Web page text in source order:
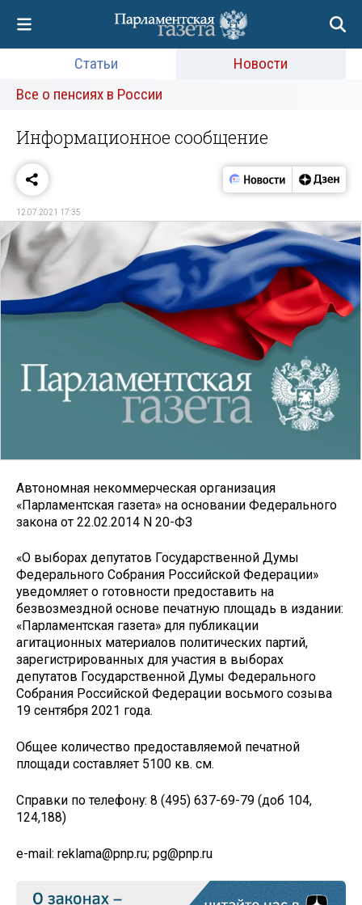
Статьи
Новости
Все о пенсиях в России
Информационное сообщение
12.07.2021 17:35
Автономная некоммерческая организация
«Парламентская газета» на основании Федерального
закона от 22.02.2014 N 20-ФЗ
«О выборах депутатов Государственной Думы
Федерального Собрания Российской Федерации»
уведомляет о готовности предоставить на
безвозмездной основе печатную площадь в издании:
«Парламентская газета» для публикации
агитационных материалов политических партий,
зарегистрированных для участия в выборах
депутатов Государственной Думы Федерального
Собрания Российской Федерации восьмого созыва
19 сентября 2021 года.
Общее количество предоставляемой печатной
площади составляет 5100 кв. см.
Справки по телефону: 8 (495) 637-69-79 (доб 104,
124,188)
е-mail: reklama@pnp.ru; pg@pnp.ru